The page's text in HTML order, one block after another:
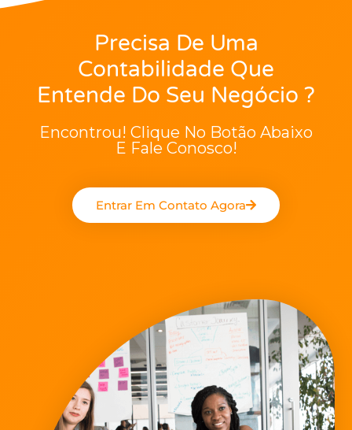
Precisa De Uma
Contabilidade Que
Entende Do Seu Negócio ?
Encontrou! Clique No Botão Abaixo
E Fale Conosco!
Entrar Em Contato Agora